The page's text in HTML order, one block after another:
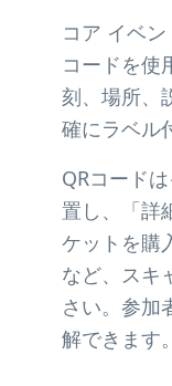
コア イベ
コードを使
刻、場所、
確にラベル
QRコード
置し、「詳
ケットを購
など、スキ
さい。参加
解できます。